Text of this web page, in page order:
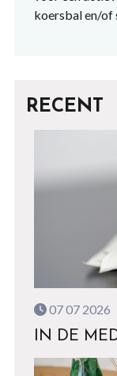
koersbal en/of
RECENT
07 07 2026
IN DE